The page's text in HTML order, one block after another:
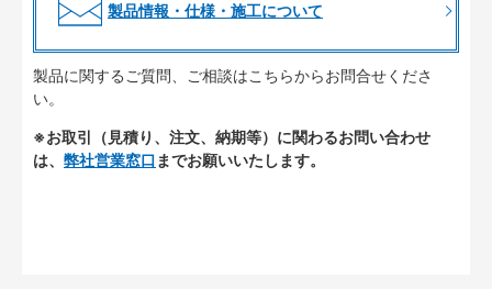
製品情報・仕様・施工について
製品に関するご質問、ご相談はこちらからお問合せくださ
い。
※お取引（見積り、注文、納期等）に関わるお問い合わせ
は、 弊社営業窓口 までお願いいたします。